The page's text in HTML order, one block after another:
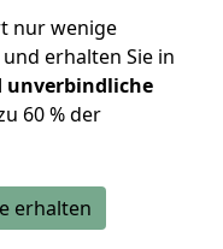
nur wenige
erhalten Sie in
unverbindliche
60 % der
erhalten